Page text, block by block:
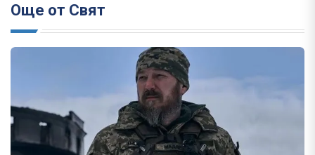
Още от Свят